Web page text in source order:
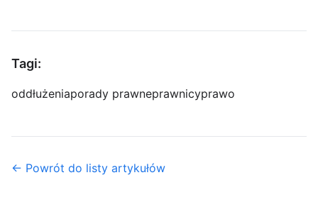
Tagi:
oddłużeniaporady prawneprawnicyprawo
← Powrót do listy artykułów